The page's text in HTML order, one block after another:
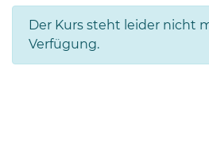
Der Kurs steht leider nicht
Verfügung.